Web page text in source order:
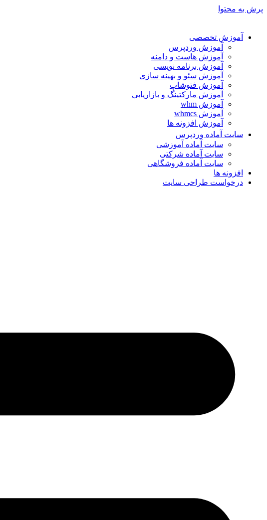
پرش به محتوا
آموزش تخصصی
آموزش وردپرس
آموزش هاست و دامنه
آموزش برنامه نویسی
آموزش سئو و بهینه سازی
آموزش فتوشاپ
آموزش مارکتینگ و بازاریابی
آموزش whm
آموزش whmcs
آموزش افزونه ها
سایت آماده وردپرس
سایت آماده آموزشی
سایت آماده شرکتی
سایت آماده فروشگاهی
افزونه ها
درخواست طراحی سایت